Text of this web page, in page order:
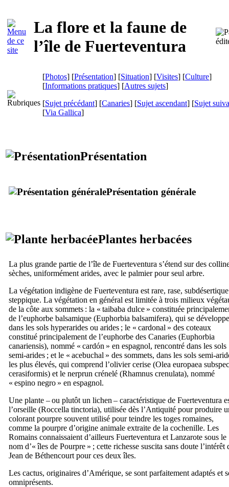
La flore et la faune de
l’île de Fuerteventura
[Photos] [Présentation] [Situation] [Visites] [Culture]
[Informations pratiques] [Autres sujets]
[Sujet précédant] [Canaries] [Sujet ascendant] [Sujet
[Via Gallica]
Présentation
Présentation générale
Plantes herbacées
La plus grande partie de l’île de Fuerteventura s’étend sur des
sèches, uniformément arides, avec le palmier pour seul arbre.
La végétation indigène de Fuerteventura est rare, rase,
steppique. La végétation en général est limitée à trois milieux
de la côte aux sommets : la « taibaba dulce » constituée
de l’euphorbe balsamique (Euphorbia balsamifera), qui se développe
dans les sols hyperarides ou arides ; le « cardonal » des coteaux
constitué principalement de l’euphorbe des Canaries (Euphorbia
canariensis), nommé « cardón » en espagnol, rencontré dans les sols
semi-arides ; et le « acebuchal » des sommets, dans les sols semi-
les plus élevés, qui comprend l’olivier cerise (Olea europaea
cerasiformis) et le nerprun crénelé (Rhamnus crenulata), nommé
« espino negro » en espagnol.
Une plante – ou plutôt un lichen – caractéristique de Fuerteventura
l’orseille (Roccella tinctoria), utilisée dès l’Antiquité pour produire
colorant pourpre souvent utilisé pour teindre les toges romaines,
comme la pourpre d’origine animale extraite de la cochenille. Les
Romains connaissaient d’ailleurs Fuerteventura et Lanzarote sous le
nom d’« îles de Pourpre » ; cette richesse suscita sans doute l’intérêt
Jean de Béthencourt pour ces deux îles.
Les cactus, originaires d’Amérique, se sont parfaitement adaptés et
omniprésents.